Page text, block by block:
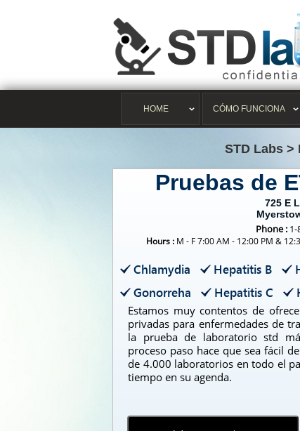
HOME CÓMO FUNCIONA
STD Labs >
Pruebas de
725 E
Phone : 1-
Hours :M - F 7:00 AM - 12:00 PM &
Chlamydia Hepatitis B
Gonorreha
Hepatitis C
Estamos muy contentos de
privadas para enfermedades de
la prueba de laboratorio std
proceso paso hace que sea fácil
de 4.000 laboratorios en todo el
tiempo en su agenda.